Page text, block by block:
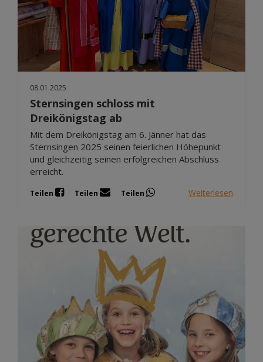
08.01.2025
Sternsingen schloss mit
Dreikönigstag ab
Mit dem Dreikönigstag am 6. Jänner hat das
Sternsingen 2025 seinen feierlichen Höhepunkt
und gleichzeitig seinen erfolgreichen Abschluss
erreicht.
Teilen Teilen Teilen Weiterlesen